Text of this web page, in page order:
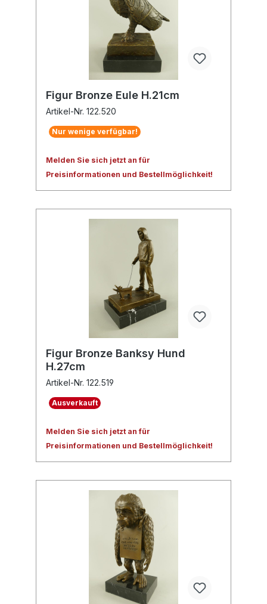
Figur Bronze Eule H.21cm
Artikel-Nr. 122.520
Nur wenige verfügbar!
Melden Sie sich jetzt an für
Preisinformationen und Bestellmöglichkeit!
Figur Bronze Banksy Hund
H.27cm
Artikel-Nr. 122.519
Ausverkauft
Melden Sie sich jetzt an für
Preisinformationen und Bestellmöglichkeit!